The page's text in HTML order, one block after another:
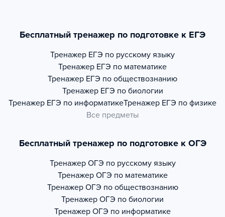
Бесплатный тренажер по подготовке к ЕГЭ
Тренажер ЕГЭ по русскому языку
Тренажер ЕГЭ по математике
Тренажер ЕГЭ по обществознанию
Тренажер ЕГЭ по биологии
Тренажер ЕГЭ по информатикеТренажер ЕГЭ по физике
Все предметы
Бесплатный тренажер по подготовке к ОГЭ
Тренажер ОГЭ по русскому языку
Тренажер ОГЭ по математике
Тренажер ОГЭ по обществознанию
Тренажер ОГЭ по биологии
Тренажер ОГЭ по информатике